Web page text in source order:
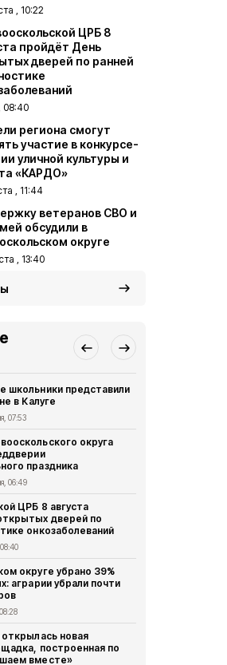
, 10:22
ЦРБ 8
пройдёт День
дверей по ранней
08:40
региона смогут
участие в конкурсе-
уличной культуры и
«КАРДО»
, 11:44
ветеранов СВО и
обсудили в
округе
, 13:40
школьники представили
в Калуге
07:53
округа
праздника
06:49
ЦРБ 8 августа
дверей по
онкозаболеваний
округе убрано 39%
аграрии убрали почти
новая
построенная по
вместе»